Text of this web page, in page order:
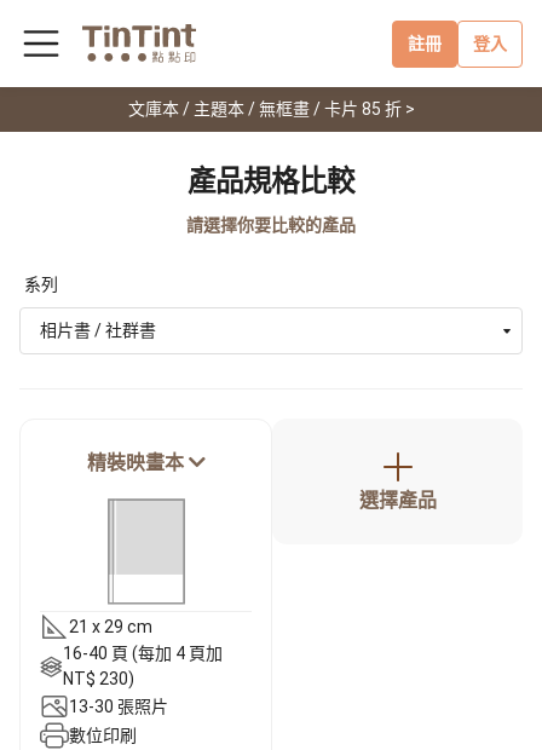
註冊 登入
文庫本 / 主題本 / 無框畫 / 卡片 85 折 >
產品規格比較
請選擇你要比較的產品
系列
相片書 / 社群書
精裝映畫本
21 x 29 cm
16-40 頁 (每加 4 頁加
NT$ 230)
13-30 張照片
數位印刷
選擇產品